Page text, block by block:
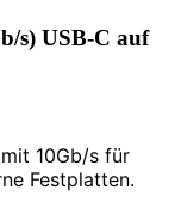
s) USB-C auf
mit 10Gb/s für
Festplatten.